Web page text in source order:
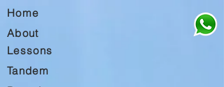
Home
About
Lessons
Tandem